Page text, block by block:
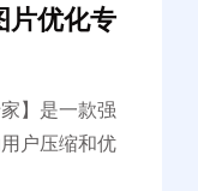
优化专
】是一款强
户压缩和优